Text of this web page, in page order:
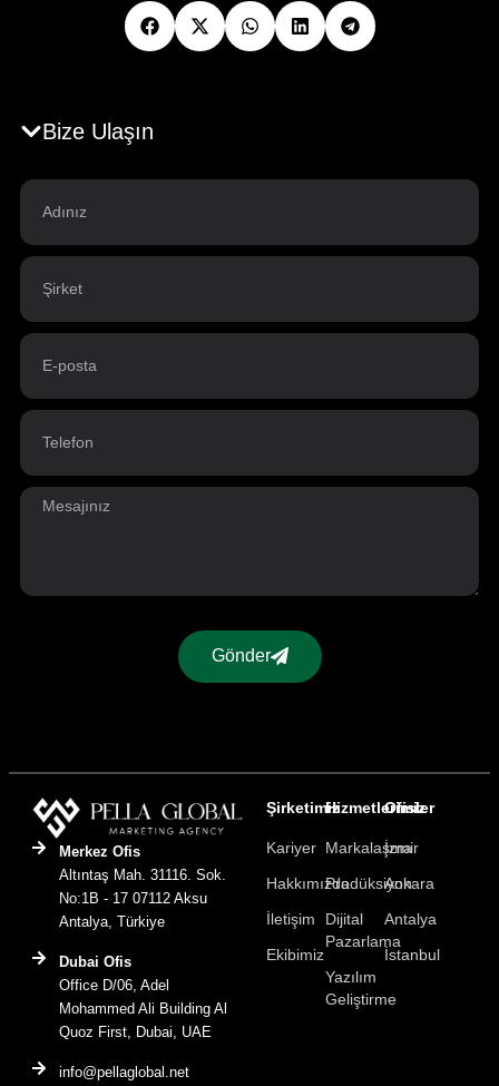
Bize Ulaşın
Gönder
Merkez Ofis
Altıntaş Mah. 31116. Sok.
No:1B - 17 07112 Aksu
Antalya, Türkiye
Dubai Ofis
Office D/06, Adel
Mohammed Ali Building Al
Quoz First, Dubai, UAE
info@pellaglobal.net
Şirketimiz
Kariyer
Hakkımızda
İletişim
Ekibimiz
Hizmetlerimiz
Markalaşma
Prodüksiyon
Dijital
Pazarlama
Yazılım
Geliştirme
Ofisler
İzmir
Ankara
Antalya
İstanbul